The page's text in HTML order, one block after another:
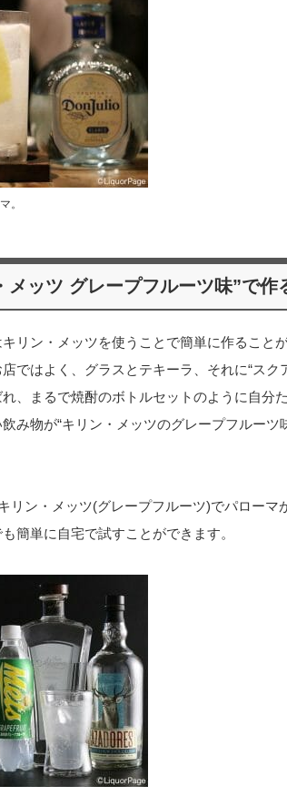
。
メッツ グレープフルーツ味”で作
リン・メッツを使うことで簡単に作ること
店ではよく、グラスとテキーラ、それに“ス
、まるで焼酎のボトルセットのように自分
み物が“キリン・メッツのグレープフルーツ
リン・メッツ(グレープフルーツ)でパローマ
簡単に自宅で試すことができます。